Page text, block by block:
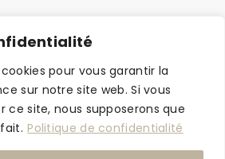
pour vous garantir la
sur notre site web. Si vous
ce site, nous supposerons que
Politique de confidentialité
légales| Made with love byJonathan